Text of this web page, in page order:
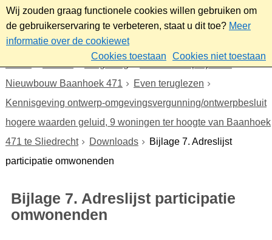
Wij zouden graag functionele cookies willen gebruiken om
de gebruikerservaring te verbeteren, staat u dit toe? Meer
informatie over de cookiewet
Cookies toestaan
Cookies niet toestaan
Omgeving
Plannen en projecten
Nieuwbouw Baanhoek 471
Even teruglezen
Kennisgeving ontwerp-omgevingsvergunning/ontwerpbesluit
hogere waarden geluid, 9 woningen ter hoogte van Baanhoek
471 te Sliedrecht
Downloads
Bijlage 7. Adreslijst
participatie omwonenden
Bijlage 7. Adreslijst participatie
omwonenden